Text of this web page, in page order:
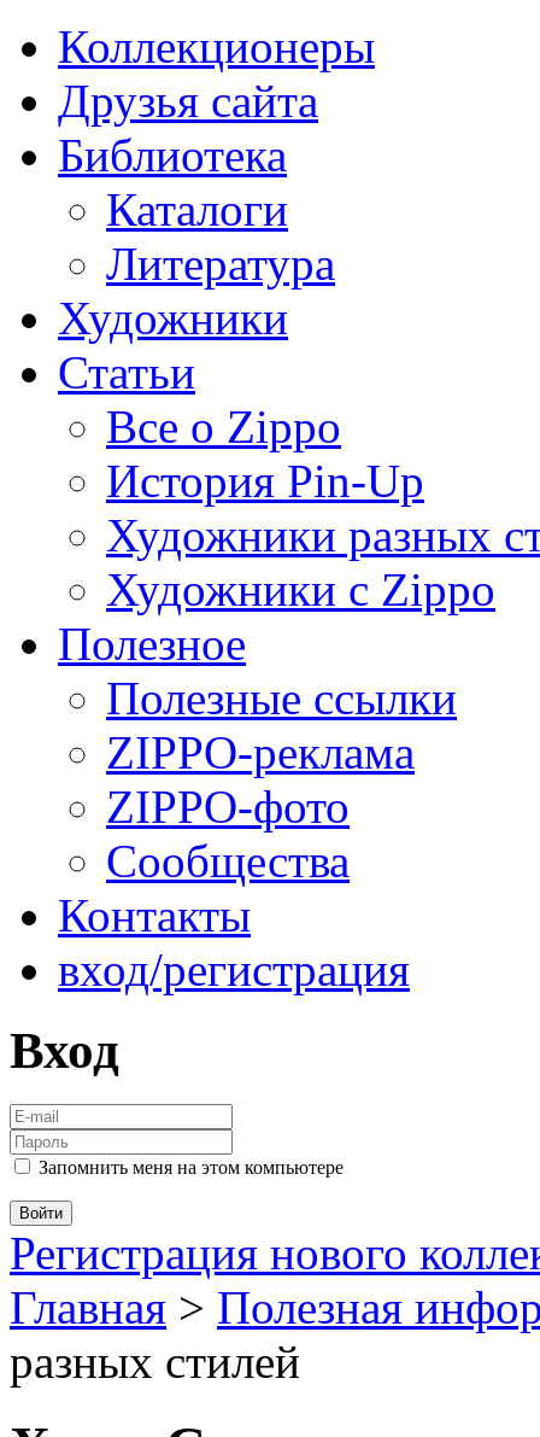
Коллекционеры
Друзья сайта
Библиотека
Каталоги
Литература
Художники
Статьи
Все о Zippo
История Pin-Up
Художники разных
Художники с Zippo
Полезное
Полезные ссылки
ZIPPO-реклама
ZIPPO-фото
Сообщества
Контакты
вход/регистрация
Вход
Запомнить меня на этом компьютере
Регистрация нового
Главная > Полезная
разных стилей